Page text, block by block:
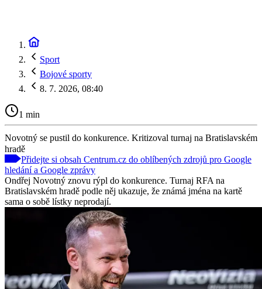
Sport
Bojové sporty
8. 7. 2026, 08:40
1 min
Novotný se pustil do konkurence. Kritizoval turnaj na Bratislavském
hradě
Přidejte si obsah Centrum.cz do oblíbených zdrojů pro Google
hledání a Google zprávy
Ondřej Novotný znovu rýpl do konkurence. Turnaj RFA na
Bratislavském hradě podle něj ukazuje, že známá jména na kartě
sama o sobě lístky neprodají.